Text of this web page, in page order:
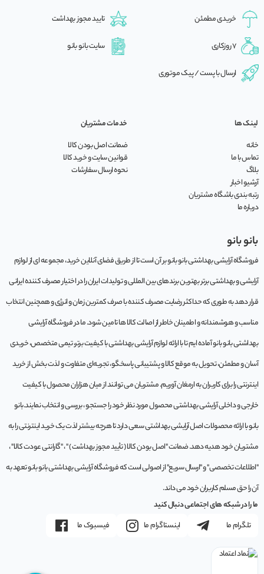
خریدی مطمئن تایید مجوز بهداشت
7 روزکاری سایت بانو بانو
ارسال با پست / پیک موتوری
لینک ها
خانه
تماس با ما
بلاگ
آرشیو اخبار
رتبه بندی باشگاه مشتریان
درباره ما
خدمات مشتریان
ضمانت اصل بودن کالا
قوانین سایت و خرید کالا
نحوه ارسال سفارشات
بانو بانو
فروشگاه آرایشی بهداشتی بانو بانو بر آن است تا از طریق فضای آنلاین خرید، مجموعه‌ ای از لوازم
آرایشی و بهداشتی برتر بهترین برندهای بین المللی و تولیدات ایران را در اختیار مصرف کننده ایرانی
قرار دهد به طوری که حداکثر رضایت مصرف کننده با صرف کمترین زمان و انرژی و همچنین انتخاب
مناسب و هوشمندانه و اطمینان خاطر از اصالت کالا ها تامین شود. ما در فروشگاه آرایشی
بهداشتی بانو بانو آماده ایم تا با ارائه لوازم آرایشی بهداشتی با کیفیت برتر، تیمی متخصص، خریدی
آسان و مطمئن، تحویل به موقع کالا و پشتیبانی پاسخگو، تجربه‌ای متفاوت و لذت بخش از خرید
اینترنتی را برای کاربران به ارمغان آوریم. مشتريان می توانند از ميان هزاران محصول با کيفيت
خارجی و داخلی آرایشی بهداشتی محصول مورد نظر خود را جستجو ، بررسی و انتخاب نمايند.بانو
بانو با ارائه محصولات اصل آرایشی بهداشتی سعی دارد تا هرچه بیشتر لذت یک خرید اینترنتی را به
مشتریان خود هدیه دهد. ضمانت "اصل بودن کالا ( تأیید مجوز بهداشت ) " ، "گارانتی عودت کالا" ،
"اطلاعات تخصصی" و "ارسال سریع" از اصولی است که فروشگاه آرایشی بهداشتی بانو بانو تعهد به
آن را حق مسلم کاربران خود می داند.
ما را در شبکه های اجتماعی دنبال کنید
تلگرام ما
اینستاگرام ما فیسبوک ما